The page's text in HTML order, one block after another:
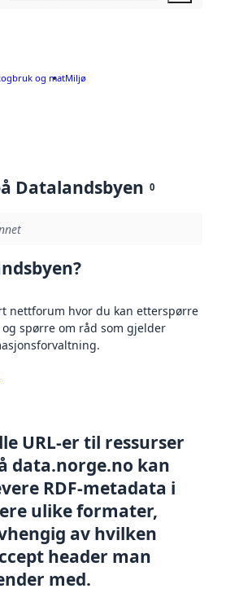
og matMiljø
Datalandsbyen 0
nettforum hvor du kan etterspørre
spørre om råd som gjelder
URL-er til ressurser
data.norge.no kan
RDF-metadata i
ulike formater,
av hvilken
header man
med.